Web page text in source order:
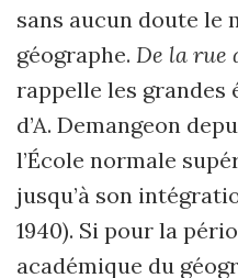
sans aucun doute le
géographe. De la rue
rappelle les grandes
d’A. Demangeon
l’École normale
jusqu’à son
1940). Si pour la
académique du